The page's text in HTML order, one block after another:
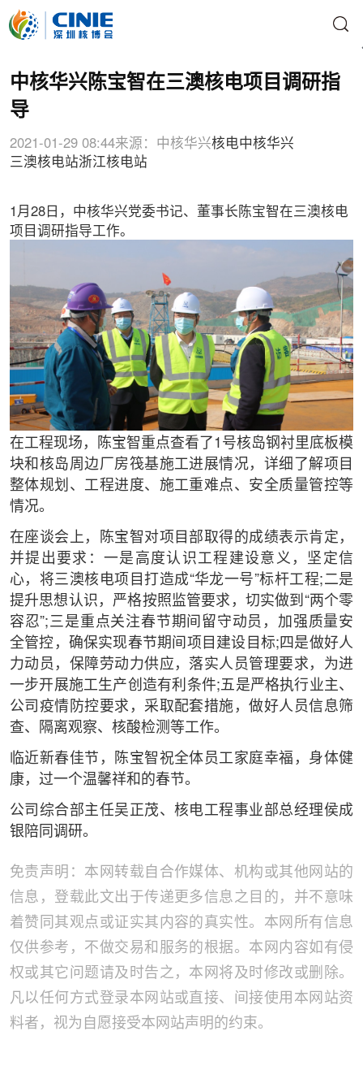
中核华兴陈宝智在三澳核电项目调研指
导
2021-01-29 08:44来源：中核华兴核电中核华兴
三澳核电站浙江核电站
1月28日，中核华兴党委书记、董事长陈宝智在三澳核电
项目调研指导工作。
在工程现场，陈宝智重点查看了1号核岛钢衬里底板模
块和核岛周边厂房筏基施工进展情况，详细了解项目
整体规划、工程进度、施工重难点、安全质量管控等
情况。
在座谈会上，陈宝智对项目部取得的成绩表示肯定，
并提出要求：一是高度认识工程建设意义，坚定信
心，将三澳核电项目打造成“华龙一号”标杆工程;二是
提升思想认识，严格按照监管要求，切实做到“两个零
容忍”;三是重点关注春节期间留守动员，加强质量安
全管控，确保实现春节期间项目建设目标;四是做好人
力动员，保障劳动力供应，落实人员管理要求，为进
一步开展施工生产创造有利条件;五是严格执行业主、
公司疫情防控要求，采取配套措施，做好人员信息筛
查、隔离观察、核酸检测等工作。
临近新春佳节，陈宝智祝全体员工家庭幸福，身体健
康，过一个温馨祥和的春节。
公司综合部主任吴正茂、核电工程事业部总经理侯成
银陪同调研。
免责声明：本网转载自合作媒体、机构或其他网站的
信息，登载此文出于传递更多信息之目的，并不意味
着赞同其观点或证实其内容的真实性。本网所有信息
仅供参考，不做交易和服务的根据。本网内容如有侵
权或其它问题请及时告之，本网将及时修改或删除。
凡以任何方式登录本网站或直接、间接使用本网站资
料者，视为自愿接受本网站声明的约束。